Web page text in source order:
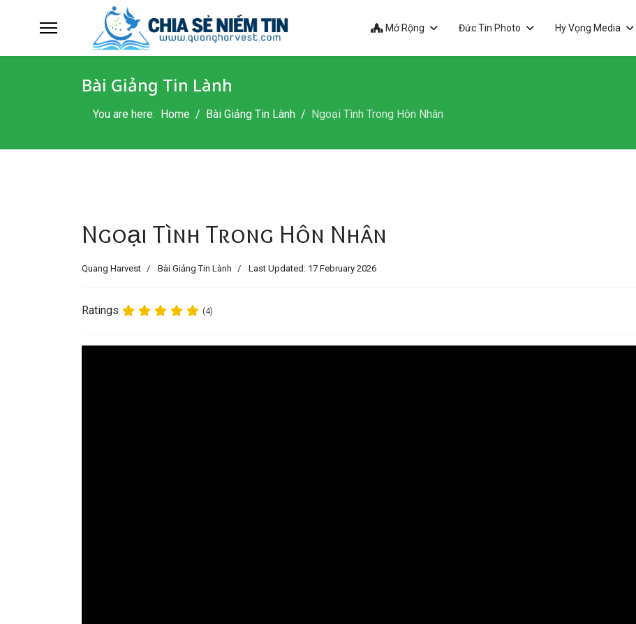
Mở Rộng Đức Tin Photo Hy Vọng Media
Bài Giảng Tin Lành
You are here: Home Bài Giảng Tin Lành Ngoại Tình Trong Hôn Nhân
Ngoại Tình Trong Hôn Nhân
Quang Harvest Bài Giảng Tin Lành Last Updated: 17 February 2026
Ratings (4)